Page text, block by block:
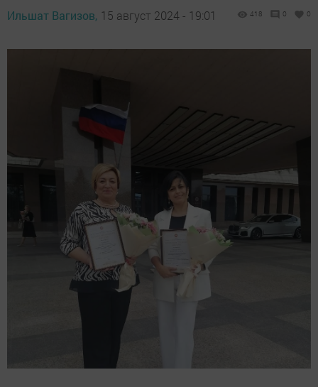
Ильшат Вагизов, 15 август 2024 - 19:01 418 0 0